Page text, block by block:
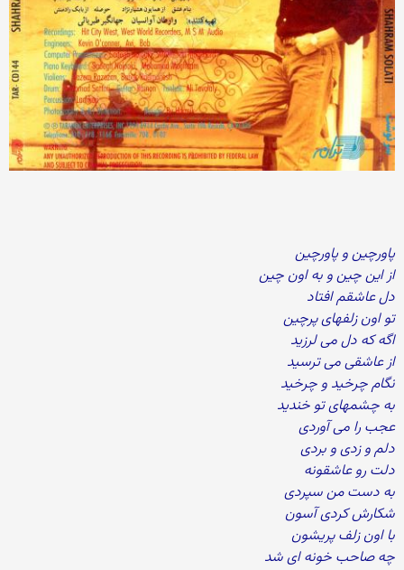
پاورچین و پاورچین
از این چین و به اون چین
دل عاشقم افتاد
تو اون زلفهای پرچین
اگه که دل می لرزید
از عاشقی می ترسید
نگام چرخید و چرخید
به چشمهای تو خندید
عجب را می آوردی
دلم و زدی و بردی
دلت رو عاشقونه
به دست من سپردی
شکارش کردی آسون
با اون زلف پریشون
چه صاحب خونه ای شد